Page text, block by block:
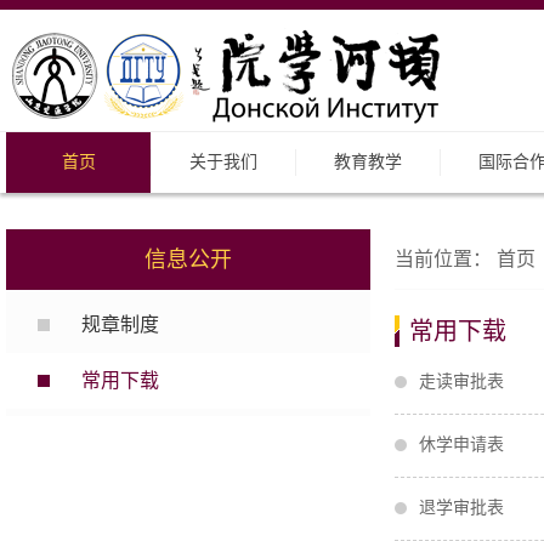
首页 关于我们 教育教学 国际合
信息公开
规章制度
常用下载
当前位置： 首页
常用下载
走读审批表
休学申请表
退学审批表